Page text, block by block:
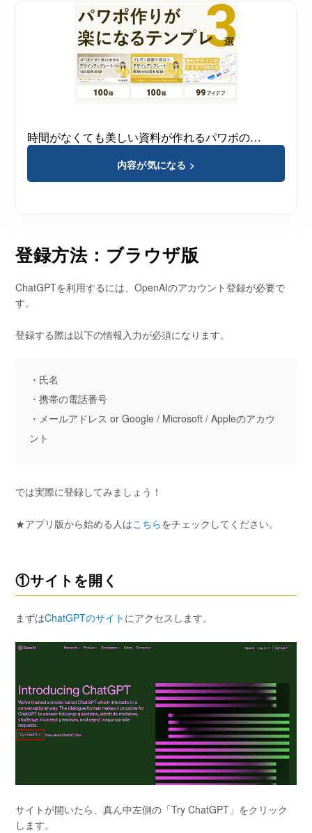
時間がなくても美しい資料が作れるパワポの…
内容が気になる >
登録方法：ブラウザ版
ChatGPTを利用するには、OpenAIのアカウント登録が必要で
す。
登録する際は以下の情報入力が必須になります。
・氏名
・携帯の電話番号
・メールアドレス or Google / Microsoft / Appleのアカウ
ント
では実際に登録してみましょう！
★アプリ版から始める人はこちらをチェックしてください。
①サイトを開く
まずはChatGPTのサイト にアクセスします。
サイトが開いたら、真ん中左側の「Try ChatGPT」をクリック
します。